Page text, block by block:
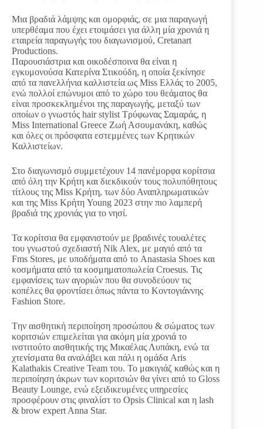
Μια βραδιά λάμψης και ομορφιάς, σε μια παραγωγή
υπερθέαμα που έχει ετοιμάσει για άλλη μία χρονιά η
εταιρεία παραγωγής του διαγωνισμού, Cretanart
Productions.
Παρουσιάστρια και οικοδέσποινα θα είναι η
εγκυμονούσα Κατερίνα Στικούδη, η οποία ξεκίνησε
από τα πανελλήνια καλλιστεία ως Miss Ελλάς το 2005,
ενώ πολλοί επώνυμοι από το χώρο του θεάματος θα
είναι προσκεκλημένοι της παραγωγής, μεταξύ των
οποίων ο γνωστός hair stylist Τρύφωνας Σαμαράς, η
Miss International Greece Ζωή Ασουμανάκη, καθώς
και όλες οι πρόσφατα εστεμμένες των Κρητικών
Καλλιστείων.
Στο διαγωνισμό συμμετέχουν 14 πανέμορφα κορίτσια
από όλη την Κρήτη και διεκδικούν τους πολυπόθητους
τίτλους της Miss Κρήτη, των δύο Αναπληρωματικών
και της Miss Κρήτη Young 2023 στην πιο λαμπερή
βραδιά της χρονιάς για το νησί.
Τα κορίτσια θα εμφανιστούν με βραδινές τουαλέτες
του γνωστού σχεδιαστή Nik Alex, με μαγιό από τα
Fms Stores, με υποδήματα από το Anastasia Shoes και
κοσμήματα από τα κοσμηματοπωλεία Croesus. Τις
εμφανίσεις των αγοριών που θα συνοδεύουν τις
κοπέλες θα φροντίσει όπως πάντα το Κοντογιάννης
Fashion Store.
Tην αισθητική περιποίηση προσώπου & σώματος των
κοριτσιών επιμελείται για ακόμη μία χρονιά το
ινστιτούτο αισθητικής της Μικαέλας Λυπάκη, ενώ τα
χτενίσματα θα αναλάβει και πάλι η ομάδα Aris
Kalathakis Creative Team του. Το μακιγιάζ καθώς και η
περιποίηση άκρων των κοριτσιών θα γίνει από το Gloss
Beauty Lounge, ενώ εξειδικευμένες υπηρεσίες
προσφέρουν στις φιναλίστ το Opsis Clinical και η lash
& brow expert Anna Star.